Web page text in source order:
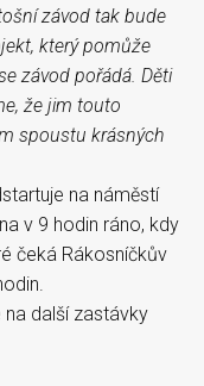
závod tak bude
který pomůže
závod pořádá. Děti
že jim touto
spoustu krásných
na náměstí
v 9 hodin ráno, kdy
čeká Rákosníčkův
další zastávky